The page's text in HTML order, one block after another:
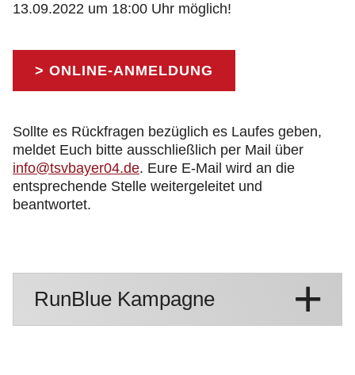
13.09.2022 um 18:00 Uhr möglich!
> ONLINE-ANMELDUNG
Sollte es Rückfragen bezüglich es Laufes geben,
meldet Euch bitte ausschließlich per Mail über
info@tsvbayer04.de. Eure E-Mail wird an die
entsprechende Stelle weitergeleitet und
beantwortet.
RunBlue Kampagne